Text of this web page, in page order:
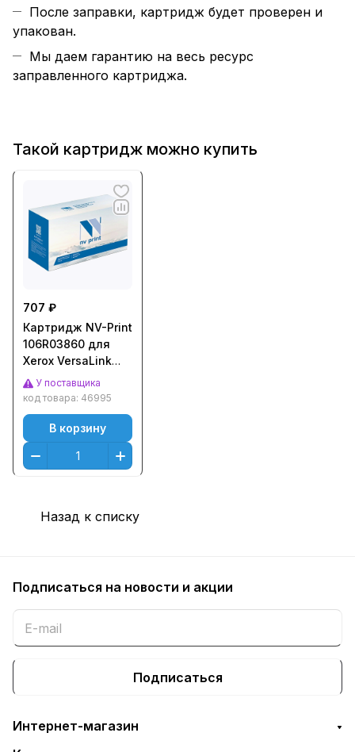
После заправки, картридж будет проверен и
упакован.
Мы даем гарантию на весь ресурс
заправленного картриджа.
Такой картридж можно купить
707 ₽
Картридж NV-Print
106R03860 для
Xerox VersaLink
C500/ C505
(2400стр.)
(Magenta)
У поставщика
код товара: 46995
В корзину
Назад к списку
Подписаться на новости и акции
Подписаться
Интернет-магазин